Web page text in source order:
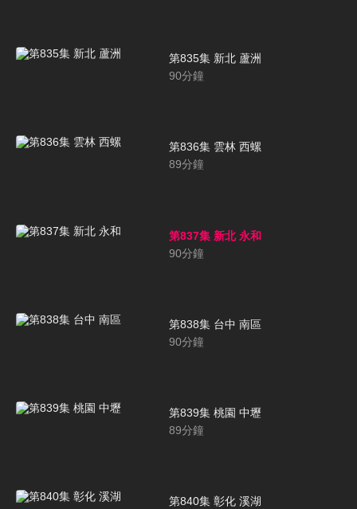
第835集 新北 蘆洲
90分鐘
第836集 雲林 西螺
89分鐘
第837集 新北 永和
90分鐘
第838集 台中 南區
90分鐘
第839集 桃園 中壢
89分鐘
第840集 彰化 溪湖